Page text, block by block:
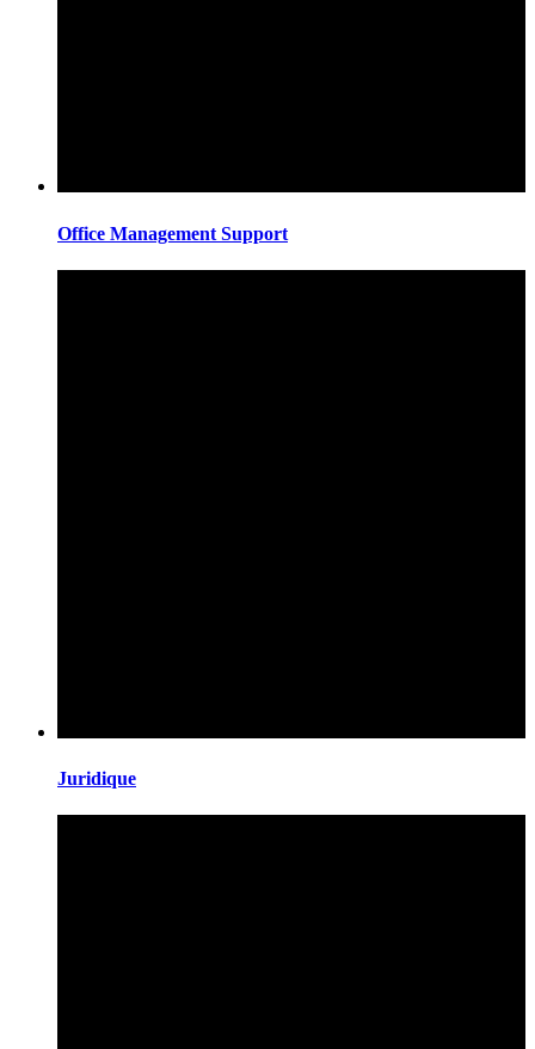
Office Management Support
Juridique